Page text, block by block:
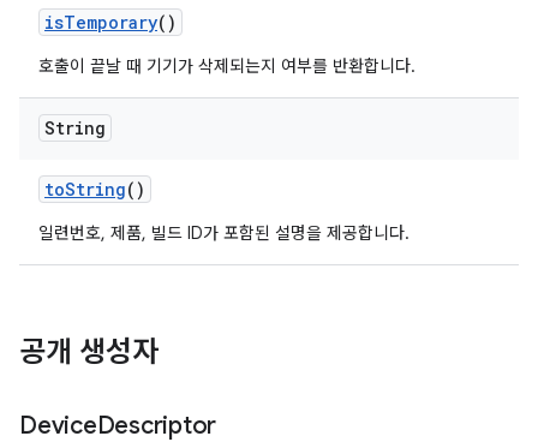
isTemporary()
호출이 끝날 때 기기가 삭제되는지 여부를 반환합니다.
String
toString()
일련번호, 제품, 빌드 ID가 포함된 설명을 제공합니다.
공개 생성자
DeviceDescriptor